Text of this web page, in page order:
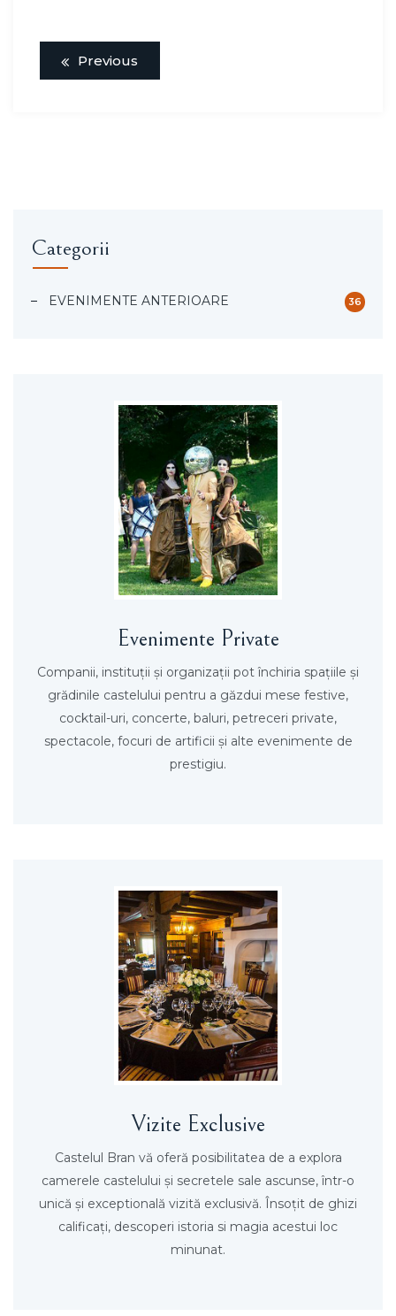
Previous
Categorii
EVENIMENTE ANTERIOARE 36
Evenimente Private
Companii, instituţii şi organizaţii pot închiria spaţiile şi
grădinile castelului pentru a găzdui mese festive,
cocktail-uri, concerte, baluri, petreceri private,
spectacole, focuri de artificii şi alte evenimente de
prestigiu.
Vizite Exclusive
Castelul Bran vă oferă posibilitatea de a explora
camerele castelului și secretele sale ascunse, într-o
unică și exceptională vizită exclusivă. Însoțit de ghizi
calificați, descoperi istoria si magia acestui loc
minunat.